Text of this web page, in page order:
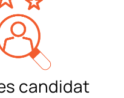
candidat